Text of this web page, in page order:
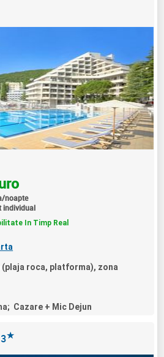
noapte
individual
In Timp Real
(plaja roca, platforma), zona
Cazare + Mic Dejun
3★